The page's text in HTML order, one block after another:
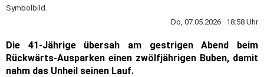
Symbolbild.
Do, 07.05.2026 18:58 Uhr
Die 41-Jährige übersah am gestrigen Abend beim
Rückwärts-Ausparken einen zwölfjährigen Buben, damit
nahm das Unheil seinen Lauf.